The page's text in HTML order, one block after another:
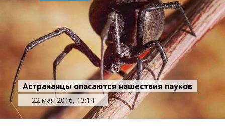
Астраханцы опасаются нашествия пауков
22 мая 2016, 13:14